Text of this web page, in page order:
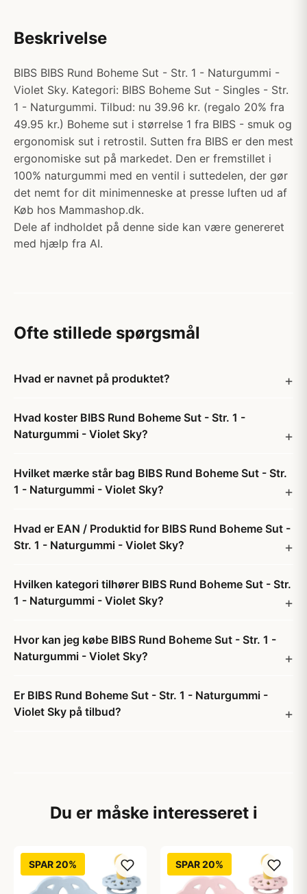
Beskrivelse
BIBS BIBS Rund Boheme Sut - Str. 1 - Naturgummi -
Violet Sky. Kategori: BIBS Boheme Sut - Singles - Str.
1 - Naturgummi. Tilbud: nu 39.96 kr. (regalo 20% fra
49.95 kr.) Boheme sut i størrelse 1 fra BIBS - smuk og
ergonomisk sut i retrostil. Sutten fra BIBS er den mest
ergonomiske sut på markedet. Den er fremstillet i
100% naturgummi med en ventil i suttedelen, der gør
det nemt for dit minimenneske at presse luften ud af
Køb hos Mammashop.dk.
Dele af indholdet på denne side kan være genereret
med hjælp fra AI.
Ofte stillede spørgsmål
Hvad er navnet på produktet?
Hvad koster BIBS Rund Boheme Sut - Str. 1 -
Naturgummi - Violet Sky?
Hvilket mærke står bag BIBS Rund Boheme Sut - Str.
1 - Naturgummi - Violet Sky?
Hvad er EAN / Produktid for BIBS Rund Boheme Sut -
Str. 1 - Naturgummi - Violet Sky?
Hvilken kategori tilhører BIBS Rund Boheme Sut - Str.
1 - Naturgummi - Violet Sky?
Hvor kan jeg købe BIBS Rund Boheme Sut - Str. 1 -
Naturgummi - Violet Sky?
Er BIBS Rund Boheme Sut - Str. 1 - Naturgummi -
Violet Sky på tilbud?
Du er måske interesseret i
SPAR 20% SPAR 20%